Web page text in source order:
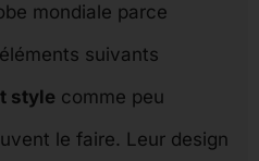
mondiale parce
suivants
style comme peu
le faire. Leur design